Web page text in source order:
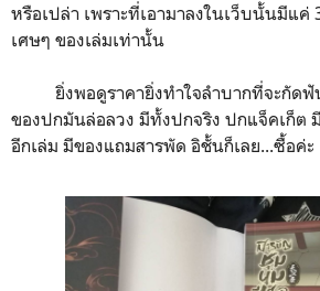
หรือเปล่า เพราะที่เอามาลงในเว็บนั้นมีแ
เศษๆ ของเล่มเท่านั้น
ยิ่งพอดูราคายิ่งทำใจลำบากที่จะกัดฟัน
ของปกมันล่อลวง มีทั้งปกจริง ปกแจ็คเก็ต
อีกเล่ม มีของแถมสารพัด อิชั้นก็เลย...ซื้อค่ะ